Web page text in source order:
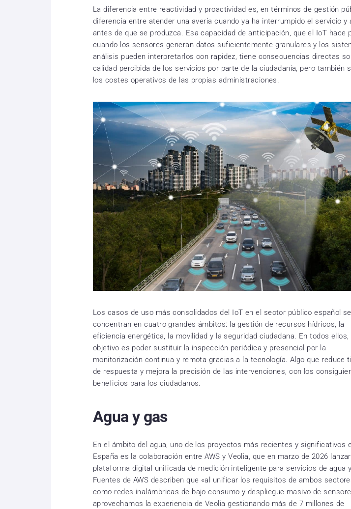
La diferencia entre reactividad y proactividad es, en términos de gestión
diferencia entre atender una avería cuando ya ha interrumpido el servicio y
antes de que se produzca. Esa capacidad de anticipación, que el IoT hace
cuando los sensores generan datos suficientemente granulares y los
análisis pueden interpretarlos con rapidez, tiene consecuencias directas
calidad percibida de los servicios por parte de la ciudadanía, pero también
los costes operativos de las propias administraciones.
Los casos de uso más consolidados del IoT en el sector público español se
concentran en cuatro grandes ámbitos: la gestión de recursos hídricos, la
eficiencia energética, la movilidad y la seguridad ciudadana. En todos ellos,
objetivo es poder sustituir la inspección periódica y presencial por la
monitorización continua y remota gracias a la tecnología. Algo que reduce
de respuesta y mejora la precisión de las intervenciones, con los
beneficios para los ciudadanos.
Agua y gas
En el ámbito del agua, uno de los proyectos más recientes y significativos
España es la colaboración entre AWS y Veolia, que en marzo de 2026
plataforma digital unificada de medición inteligente para servicios de agua
Fuentes de AWS describen que «al unificar los requisitos de ambos
como redes inalámbricas de bajo consumo y despliegue masivo de
aprovechamos la experiencia de Veolia gestionando más de 7 millones de